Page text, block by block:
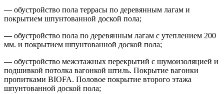
— обустройство пола террасы по деревянным лагам и
покрытием шпунтованной доской пола;
— обустройство пола по деревянным лагам с утеплением 200
мм. и покрытием шпунтованной доской пола;
— обустройство межэтажных перекрытий с шумоизоляцией и
подшивкой потолка вагонкой штиль. Покрытие вагонки
пропитками BIOFA. Половое покрытие второго этажа
шпунтованной доской пола;